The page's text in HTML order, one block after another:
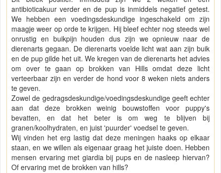
antibioticakuur verder en de pup is inmiddels negatief getest.
We hebben een voedingsdeskundige ingeschakeld om zijn
maagje weer op orde te krijgen. Hij bleef echter nog steeds wel
onrustig en buikpijn houden dus zijn we opnieuw naar de
dierenarts gegaan. De dierenarts voelde licht wat aan zijn buik
en de pup gilde het uit. We kregen van de dierenarts het advies
om over te gaan op brokken van Hills omdat deze licht
verteerbaar zijn en verder de hond voor 8 weken niets anders
te geven.
Zowel de gedragsdeskundige/voedingsdeskundige geeft echter
aan dat deze brokken weinig bouwstoffen voor puppy's
bevatten, en dat het beter is om weg te blijven bij
granen/koolhydraten, en juist 'puurder' voedsel te geven.
Wij vinden het erg lastig dat deze meningen haaks op elkaar
staan, en we willen als eigenaar graag het juiste doen. Hebben
mensen ervaring met giardia bij pups en de nasleep hiervan?
Of ervaring met de brokken van hills?